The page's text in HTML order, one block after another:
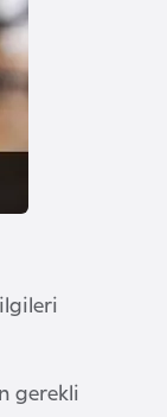
gerekli